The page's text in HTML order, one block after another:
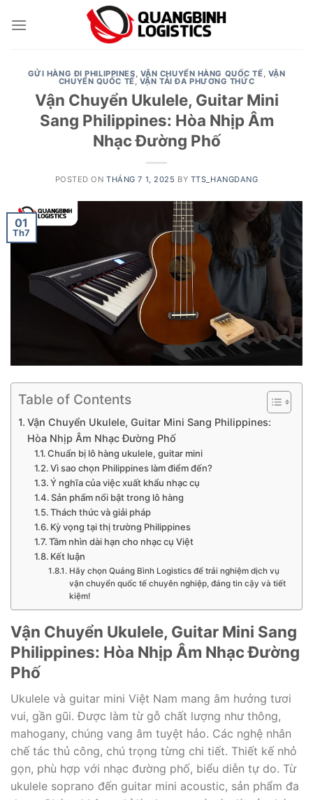
GỬI HÀNG ĐI PHILIPPINES, VẬN CHUYỂN HÀNG QUỐC TẾ, VẬN
CHUYỂN QUỐC TẾ, VẬN TẢI ĐA PHƯƠNG THỨC
Vận Chuyển Ukulele, Guitar Mini
Sang Philippines: Hòa Nhịp Âm
Nhạc Đường Phố
POSTED ONTHÁNG 7 1, 2025 BY TTS_HANGDANG
01
Th7
Table of Contents
Vận Chuyển Ukulele, Guitar Mini Sang Philippines:
Hòa Nhịp Âm Nhạc Đường Phố
Chuẩn bị lô hàng ukulele, guitar mini
Vì sao chọn Philippines làm điểm đến?
Ý nghĩa của việc xuất khẩu nhạc cụ
Sản phẩm nổi bật trong lô hàng
Thách thức và giải pháp
Kỳ vọng tại thị trường Philippines
Tầm nhìn dài hạn cho nhạc cụ Việt
Kết luận
Hãy chọn Quảng Bình Logistics để trải nghiệm dịch vụ
vận chuyển quốc tế chuyên nghiệp, đáng tin cậy và tiết
kiệm!
Vận Chuyển Ukulele, Guitar Mini Sang
Philippines: Hòa Nhịp Âm Nhạc Đường
Phố
Ukulele và guitar mini Việt Nam mang âm hưởng tươi
vui, gần gũi. Được làm từ gỗ chất lượng như thông,
mahogany, chúng vang âm tuyệt hảo. Các nghệ nhân
chế tác thủ công, chú trọng từng chi tiết. Thiết kế nhỏ
gọn, phù hợp với nhạc đường phố, biểu diễn tự do. Từ
ukulele soprano đến guitar mini acoustic, sản phẩm đa